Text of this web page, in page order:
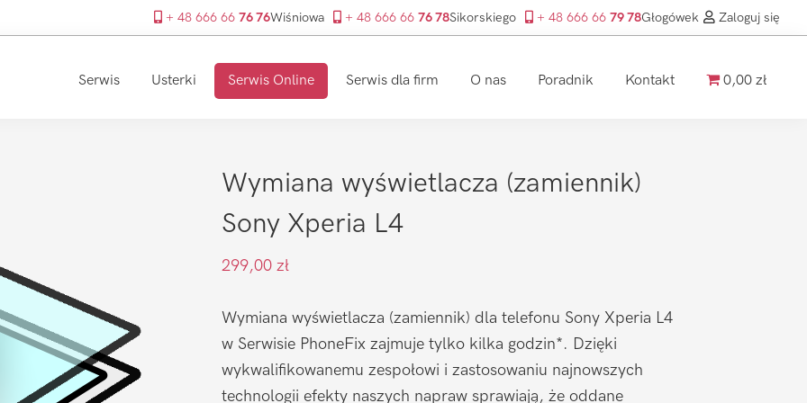
+ 48 666 66 76 76Wiśniowa + 48 666 66 76 78Sikorskiego + 48 666 66 79 78Głogówek Zaloguj się
Serwis Usterki Serwis Online Serwis dla firm O nas Poradnik Kontakt 0,00 zł
Wymiana wyświetlacza (zamiennik)
Sony Xperia L4
299,00 zł
Wymiana wyświetlacza (zamiennik) dla telefonu Sony Xperia L4
w Serwisie PhoneFix zajmuje tylko kilka godzin*. Dzięki
wykwalifikowanemu zespołowi i zastosowaniu najnowszych
technologii efekty naszych napraw sprawiają, że oddane